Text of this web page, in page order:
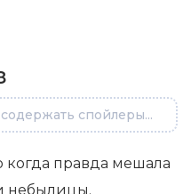
спойлеры...
когда правда мешала
небылицы.